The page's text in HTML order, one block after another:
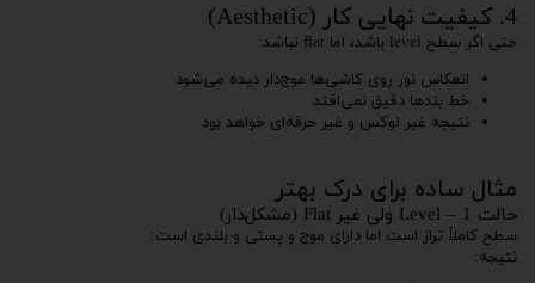
4. کیفیت نهایی کار (Aesthetic)
حتی اگر سطح level باشد، اما flat نباشد:
انعکاس نور روی کاشی‌ها موج‌دار دیده می‌شود
خط بندها دقیق نمی‌افتد
نتیجه غیر لوکس و غیر حرفه‌ای خواهد بود
مثال ساده برای درک بهتر
حالت 1 – Level ولی غیر Flat (مشکل‌دار)
سطح کاملاً تراز است اما دارای موج و پستی و بلندی است:
نتیجه: